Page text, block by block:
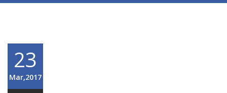
23
Mar,2017